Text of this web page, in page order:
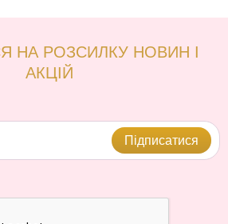
НА РОЗСИЛКУ НОВИН І
АКЦІЙ
Підписатися